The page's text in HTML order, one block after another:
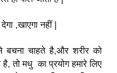
,खाएगा नहीं |
से बचना चाहते है,और शरीर को
तो मधु का प्रयोग हमारे लिए